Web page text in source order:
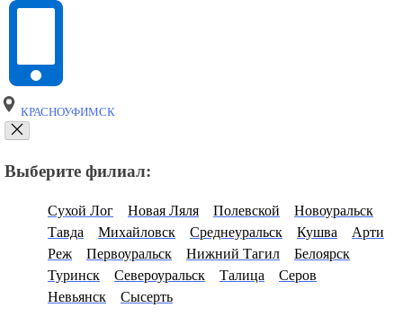
КРАСНОУФИМСК
Выберите филиал:
Сухой Лог Новая Ляля Полевской
Новоуральск
Тавда
Михайловск Среднеуральск Кушва
Арти
Реж
Первоуральск Нижний Тагил
Белоярск
Туринск
Североуральск Талица
Серов
Невьянск
Сысерть